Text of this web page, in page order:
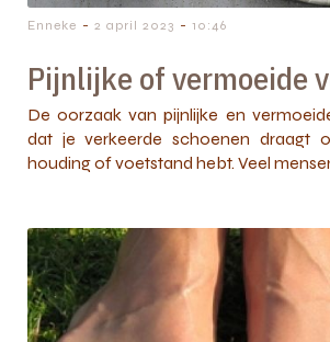
Enneke - 2 april 2023 - 10:46
Pijnlijke of vermoeide
De oorzaak van pijnlijke en
dat je verkeerde schoenen draagt
houding of voetstand hebt. Veel